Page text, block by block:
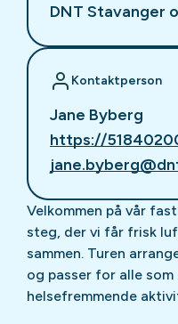
DNT Stavanger
Kontaktperson
Jane Byberg
https://
Velkommen på vår
steg, der vi får frisk
sammen. Turen
og passer for alle
helsefremmende